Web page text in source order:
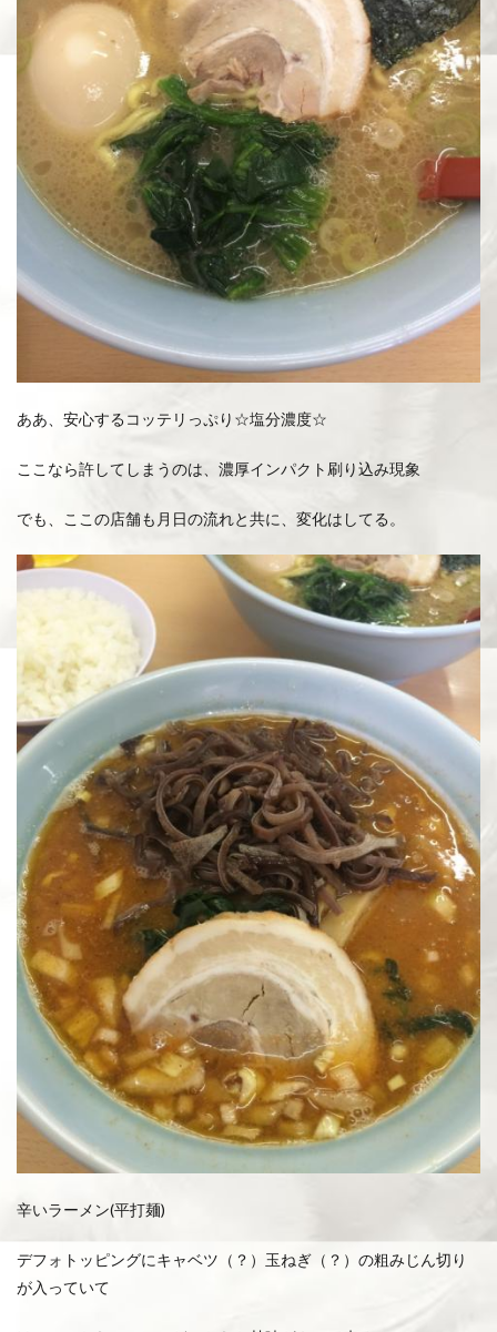
ああ、安心するコッテリっぷり☆塩分濃度☆
ここなら許してしまうのは、濃厚インパクト刷り込み現象
でも、ここの店舗も月日の流れと共に、変化はしてる。
辛いラーメン(平打麺)
デフォトッピングにキャベツ（？）玉ねぎ（？）の粗みじん切り
が入っていて